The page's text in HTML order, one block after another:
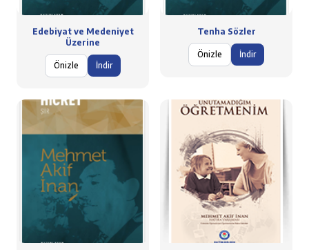
Edebiyat ve Medeniyet
Üzerine
Önizle İndir
Tenha Sözler
Önizle İndir